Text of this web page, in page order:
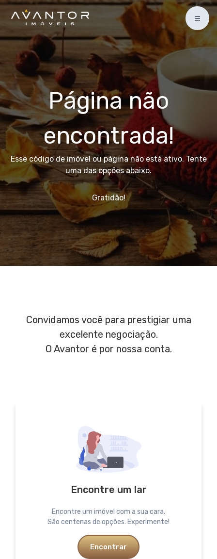
Página não
encontrada!
Esse código de imóvel ou página não está ativo. Tente
uma das opções abaixo.
Gratidão!
Convidamos você para prestigiar uma
excelente negociação.
O Avantor é por nossa conta.
Encontre um lar
Encontre um imóvel com a sua cara.
São centenas de opções. Experimente!
Encontrar